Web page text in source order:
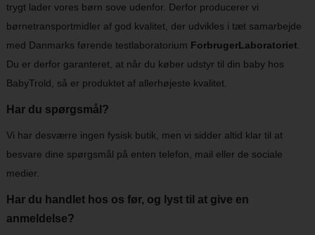
trygt lader vores børn sove udenfor. Derfor producerer vi
børnetransportmidler af god kvalitet, der udvikles i tæt samarbejde
med Danmarks førende testlaboratorium ForbrugerLaboratoriet
Du er derfor garanteret, at når du køber udstyr til din baby hos
BabyTrold, så er produktet af allerhøjeste kvalitet.
Har du spørgsmål?
Vi har desværre ingen fysisk butik, men vi sidder altid klar til at
besvare dine spørgsmål på enten telefon, mail eller de sociale
medier.
Har du handlet hos os før, og lyst til at give en
anmeldelse?